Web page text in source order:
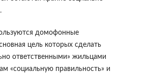
домофонные
цель которых сделать
ответственными» жильцами
«социальную правильность» и